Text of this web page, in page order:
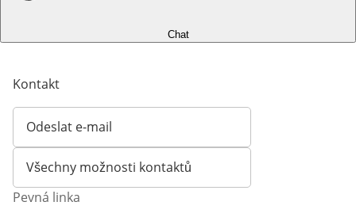
Chat
Kontakt
Odeslat e-mail
Otevírá e-mailového klienta
Všechny možnosti kontaktů
Pevná linka